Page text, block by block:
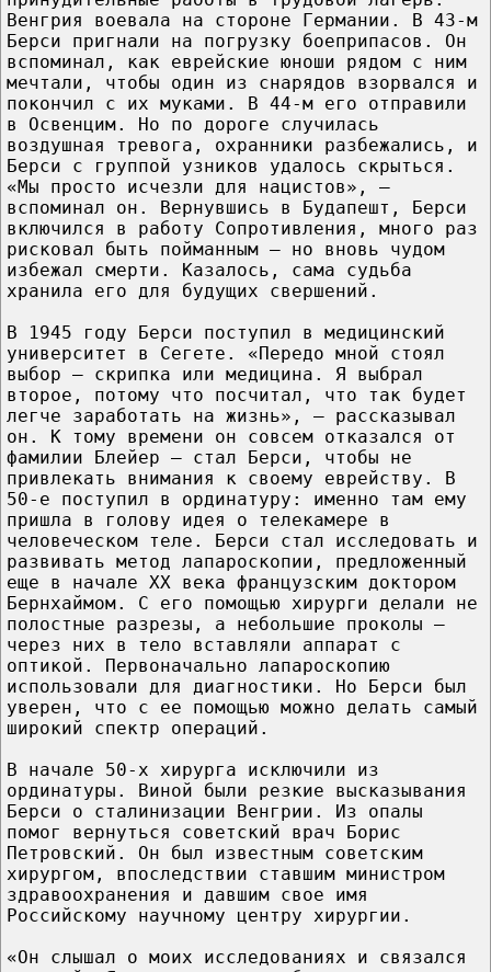
Венгрия воевала на стороне Германии. В 43-м
Берси пригнали на погрузку боеприпасов. Он
вспоминал, как еврейские юноши рядом с ним
мечтали, чтобы один из снарядов взорвался и
покончил с их муками. В 44-м его отправили
в Освенцим. Но по дороге случилась
воздушная тревога, охранники разбежались, и
Берси с группой узников удалось скрыться.
«Мы просто исчезли для нацистов», –
вспоминал он. Вернувшись в Будапешт, Берси
включился в работу Сопротивления, много раз
рисковал быть пойманным – но вновь чудом
избежал смерти. Казалось, сама судьба
хранила его для будущих свершений.
В 1945 году Берси поступил в медицинский
университет в Сегете. «Передо мной стоял
выбор – скрипка или медицина. Я выбрал
второе, потому что посчитал, что так будет
легче заработать на жизнь», – рассказывал
он. К тому времени он совсем отказался от
фамилии Блейер – стал Берси, чтобы не
привлекать внимания к своему еврейству. В
50-е поступил в ординатуру: именно там ему
пришла в голову идея о телекамере в
человеческом теле. Берси стал исследовать и
развивать метод лапароскопии, предложенный
еще в начале ХХ века французским доктором
Бернхаймом. С его помощью хирурги делали не
полостные разрезы, а небольшие проколы –
через них в тело вставляли аппарат с
оптикой. Первоначально лапароскопию
использовали для диагностики. Но Берси был
уверен, что с ее помощью можно делать самый
широкий спектр операций.
В начале 50-х хирурга исключили из
ординатуры. Виной были резкие высказывания
Берси о сталинизации Венгрии. Из опалы
помог вернуться советский врач Борис
Петровский. Он был известным советским
хирургом, впоследствии ставшим министром
здравоохранения и давшим свое имя
Российскому научному центру хирургии.
«Он слышал о моих исследованиях и связался